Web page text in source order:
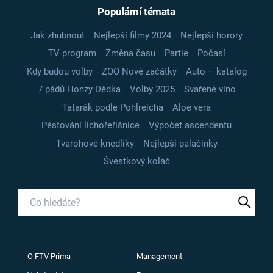
Populární témata
Jak zhubnout Nejlepší filmy 2024
Nejlepší horory
TV program
Změna času Partie
Počasí
Kdy budou volby
ZOO Nové začátky
Auto – katalog
7 pádů Honzy Dědka
Volby 2025
Svařené víno
Tatarák podle Pohlreicha
Aloe vera
Pěstování lichořeřišnice
Výpočet ascendentu
Tvarohové knedlíky
Nejlepší palačinky
Švestkový koláč
O FTV Prima Management